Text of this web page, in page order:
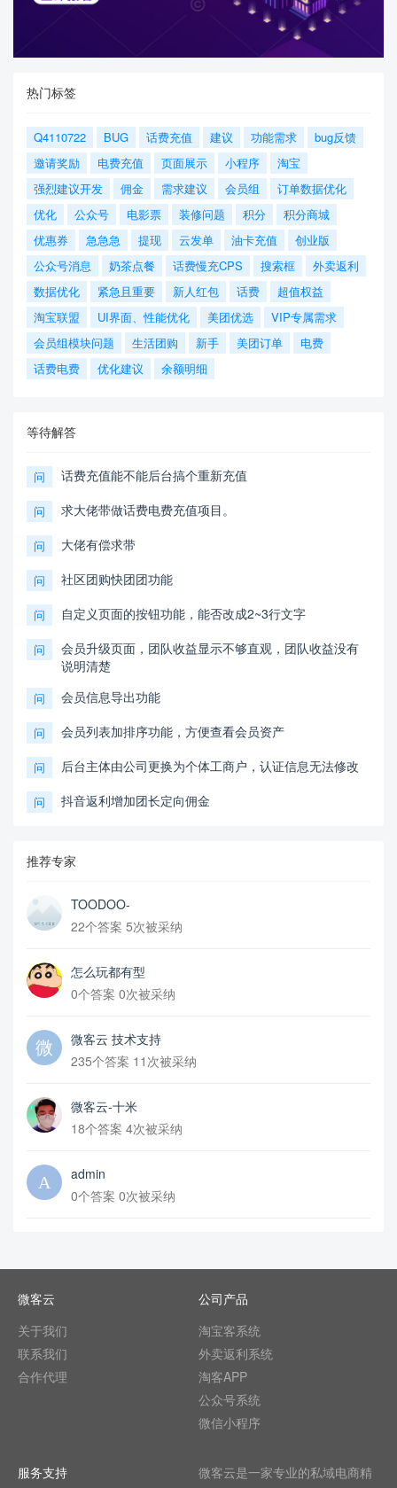
热门标签
Q4110722 BUG 话费充值 建议 功能需求
bug反馈
邀请奖励
电费充值 页面展示 小程序
淘宝
强烈建议开发
佣金 需求建议 会员组
订单数据优化
优化
公众号 电影票 装修问题 积分
积分商城
优惠券
急急急 提现 云发单 油卡充值
创业版
公众号消息
奶茶点餐 话费慢充CPS 搜索框
外卖返利
数据优化
紧急且重要 新人红包 话费
超值权益
淘宝联盟
UI界面、性能优化 美团优选
VIP专属需求
会员组模块问题
生活团购 新手 美团订单
电费
话费电费
优化建议 余额明细
等待解答
问 话费充值能不能后台搞个重新充值
问 求大佬带做话费电费充值项目。
问 大佬有偿求带
问 社区团购快团团功能
问 自定义页面的按钮功能，能否改成2~3行文字
问
会员升级页面，团队收益显示不够直观，团队收益没有
说明清楚
问 会员信息导出功能
问 会员列表加排序功能，方便查看会员资产
问 后台主体由公司更换为个体工商户，认证信息无法修改
问 抖音返利增加团长定向佣金
推荐专家
TOODOO-
22个答案 5次被采纳
怎么玩都有型
0个答案 0次被采纳
微客云 技术支持
235个答案 11次被采纳
微客云-十米
18个答案 4次被采纳
admin
0个答案 0次被采纳
微客云
关于我们
联系我们
合作代理
公司产品
淘宝客系统
外卖返利系统
淘客APP
公众号系统
微信小程序
服务支持
微客云是一家专业的私域电商精